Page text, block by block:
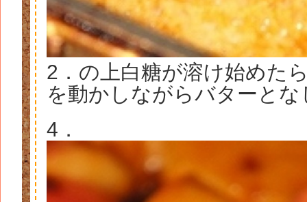
2．の上白糖が溶け始めた
を動かしながらバターと
4．